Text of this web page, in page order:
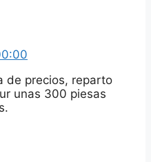
de precios, reparto
unas 300 piesas